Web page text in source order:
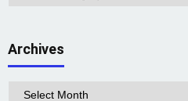
Archives
Archives